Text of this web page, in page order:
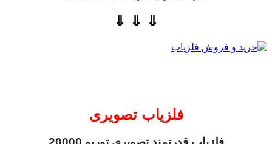
⇓ ⇓ ⇓
فلزیاب تصویری